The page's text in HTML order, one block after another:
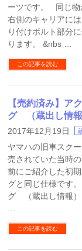
ーツです。 同じ物
右側のキャリアに
り付けボルト部分
ります。 &nbs …
この記事を読む
【売約済み】ア
グ （蔵出し情報
2017年12月19日
ヤマハの旧車スク
売されていた当時
前にご紹介した初
グと同じ仕様です
グ （蔵出し情報）
この記事を読む